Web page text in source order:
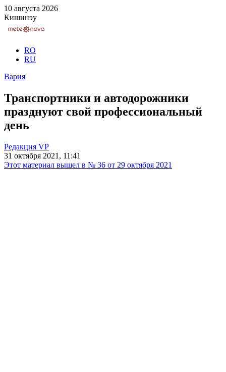
10 августа 2026
Кишинэу
RO
RU
Вария
Транспортники и автодорожники
празднуют свой профессиональный
день
Редакция VP
31 октября 2021, 11:41
Этот материал вышел в № 36 от 29 октября 2021